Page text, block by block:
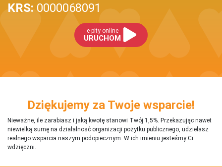
KRS: 0000068091
e-pity online
URUCHOM
Dziękujemy za Twoje wsparcie!
Nieważne, ile zarabiasz i jaką kwotę stanowi Twój 1,5%. Przekazując nawet
niewielką sumę na działalnosć organizacji pożytku publicznego, udzielasz
realnego wsparcia naszym podopiecznym. W ich imieniu jesteśmy Ci
wdzięczni.